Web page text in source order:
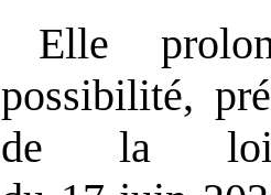
Elle
possibilité,
de la loi